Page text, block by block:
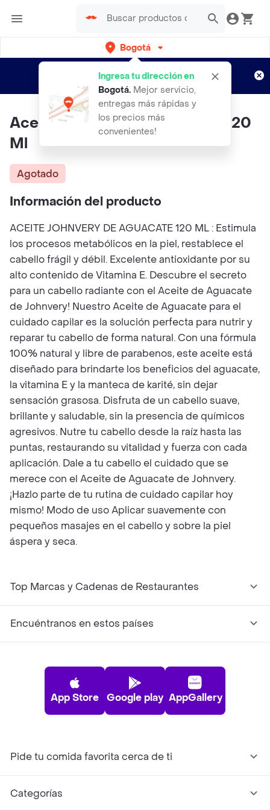
Bogotá
Ingresa tu dirección en
Bogotá. Mejor servicio,
entregas más rápidas y
los precios más
convenientes!
envíos gratis por semanas
Aplican TyC
Aceite Johnvery De Aguacate 120
Ml
Agotado
Información del producto
ACEITE JOHNVERY DE AGUACATE 120 ML : Estimula
los procesos metabólicos en la piel, restablece el
cabello frágil y débil. Excelente antioxidante por su
alto contenido de Vitamina E. Descubre el secreto
para un cabello radiante con el Aceite de Aguacate
de Johnvery! Nuestro Aceite de Aguacate para el
cuidado capilar es la solución perfecta para nutrir y
reparar tu cabello de forma natural. Con una fórmula
100% natural y libre de parabenos, este aceite está
diseñado para brindarte los beneficios del aguacate,
la vitamina E y la manteca de karité, sin dejar
sensación grasosa. Disfruta de un cabello suave,
brillante y saludable, sin la presencia de químicos
agresivos. Nutre tu cabello desde la raíz hasta las
puntas, restaurando su vitalidad y fuerza con cada
aplicación. Dale a tu cabello el cuidado que se
merece con el Aceite de Aguacate de Johnvery.
¡Hazlo parte de tu rutina de cuidado capilar hoy
mismo! Modo de uso Aplicar suavemente con
pequeños masajes en el cabello y sobre la piel
áspera y seca.
Top Marcas y Cadenas de Restaurantes
Encuéntranos en estos países
App Store Google play AppGallery
Pide tu comida favorita cerca de ti
Categorías